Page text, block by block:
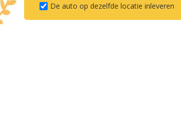
De auto op dezelfde locatie inleveren